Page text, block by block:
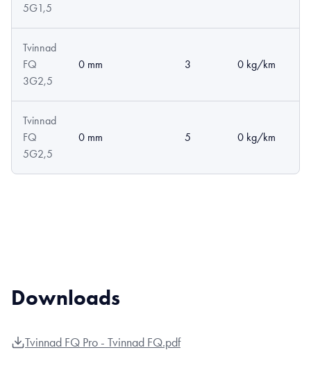
5G1,5
Tvinnad
FQ
3G2,5
0 mm 3 0 kg/km
Tvinnad
FQ
5G2,5
0 mm 5 0 kg/km
Downloads
Tvinnad FQ Pro - Tvinnad FQ.pdf